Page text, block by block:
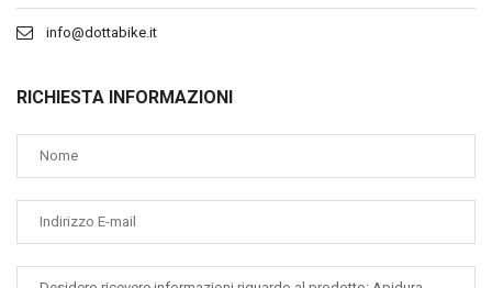
info@dottabike.it
RICHIESTA INFORMAZIONI